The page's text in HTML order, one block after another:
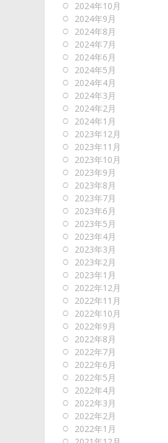
2024年10月
2024年9月
2024年8月
2024年7月
2024年6月
2024年5月
2024年4月
2024年3月
2024年2月
2024年1月
2023年12月
2023年11月
2023年10月
2023年9月
2023年8月
2023年7月
2023年6月
2023年5月
2023年4月
2023年3月
2023年2月
2023年1月
2022年12月
2022年11月
2022年10月
2022年9月
2022年8月
2022年7月
2022年6月
2022年5月
2022年4月
2022年3月
2022年2月
2022年1月